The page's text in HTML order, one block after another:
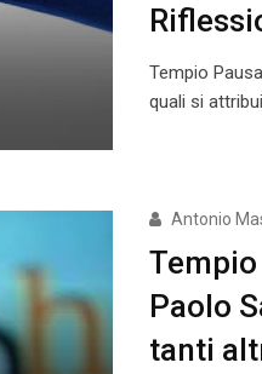
Tempio
quali si
Antonio
Paolo
tanti